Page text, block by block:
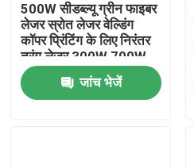
500W सीडब्ल्यू ग्रीन फाइबर
लेजर स्रोत लेजर वेल्डिंग
कॉपर प्रिंटिंग के लिए निरंतर
तरंग लेजर 300W 700W
1000W
जांच भेजें